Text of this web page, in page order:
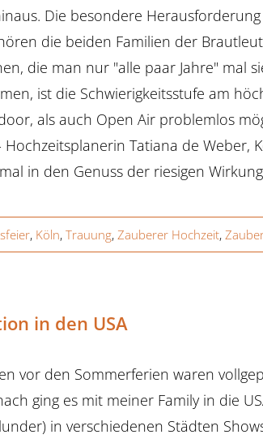
Die besondere
die beiden Familien der
die man nur "alle paar Jahre" mal
ist die Schwierigkeitsstufe am
als auch Open Air problemlos
Hochzeitsplanerin Tatiana de Weber,
in den Genuss der riesigen Wirkung
, Köln, Trauung, Zauberer Hochzeit,
in den USA
vor den Sommerferien waren
ging es mit meiner Family in die
in verschiedenen Städten